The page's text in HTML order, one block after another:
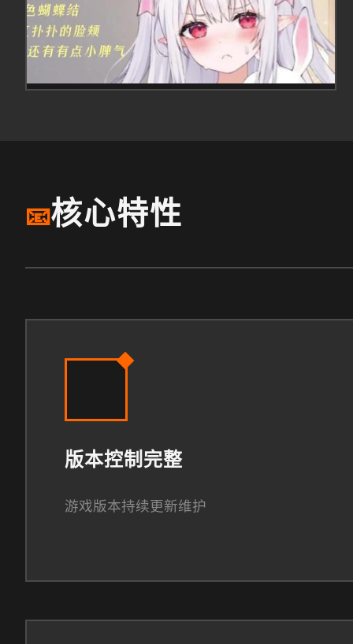
📧核心特性
版本控制完整
游戏版本持续更新维护